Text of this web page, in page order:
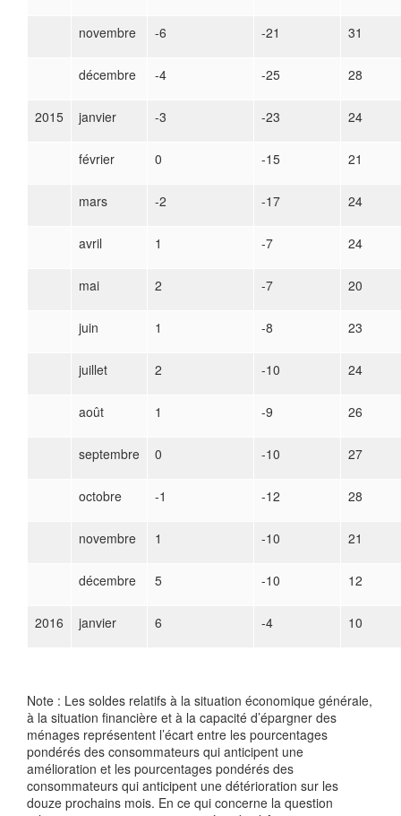
novembre -6 -21 31
décembre -4 -25 28
2015 janvier -3 -23 24
février 0 -15 21
mars -2 -17 24
avril 1 -7 24
mai 2 -7 20
juin 1 -8 23
juillet 2 -10 24
août 1 -9 26
septembre 0 -10 27
octobre -1 -12 28
novembre 1 -10 21
décembre 5 -10 12
2016 janvier 6 -4 10
Note : Les soldes relatifs à la situation économique générale,
à la situation financière et à la capacité d’épargner des
ménages représentent l’écart entre les pourcentages
pondérés des consommateurs qui anticipent une
amélioration et les pourcentages pondérés des
consommateurs qui anticipent une détérioration sur les
douze prochains mois. En ce qui concerne la question